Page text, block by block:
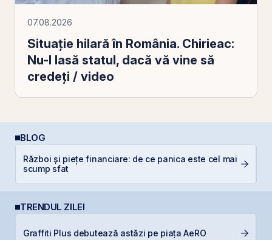
07.08.2026
Situație hilară în România. Chirieac:
Nu-l lasă statul, dacă vă vine să
credeți / video
BLOG
Război și piețe financiare: de ce panica este cel mai
scump sfat
TRENDUL ZILEI
Graffiti Plus debutează astăzi pe piața AeRO